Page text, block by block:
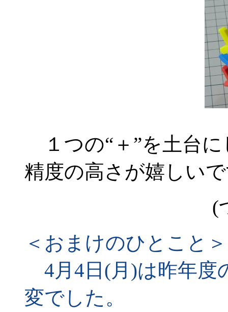
１つの“＋”を土台
精度の高さが嬉しい
(
＜おまけのひとこと＞
4月4日(月)は昨年度
変でした。